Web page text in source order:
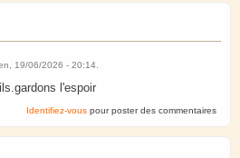
19/06/2026 - 20:14
l'espoir
Identifiez-vous pour poster des commentaires